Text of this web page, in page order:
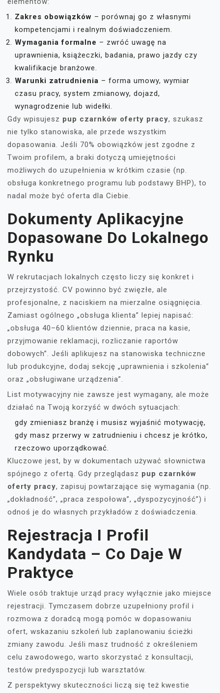
Zakres obowiązków – porównaj go z własnymi
kompetencjami i realnym doświadczeniem.
Wymagania formalne – zwróć uwagę na
uprawnienia, książeczki, badania, prawo jazdy czy
kwalifikacje branżowe.
Warunki zatrudnienia – forma umowy, wymiar
czasu pracy, system zmianowy, dojazd,
wynagrodzenie lub widełki.
Gdy wpisujesz pup czarnków oferty pracy, szukasz
nie tylko stanowiska, ale przede wszystkim
dopasowania. Jeśli 70% obowiązków jest zgodne z
Twoim profilem, a braki dotyczą umiejętności
możliwych do uzupełnienia w krótkim czasie (np.
obsługa konkretnego programu lub podstawy BHP), to
nadal może być oferta dla Ciebie.
Dokumenty Aplikacyjne
Dopasowane Do Lokalnego
Rynku
W rekrutacjach lokalnych często liczy się konkret i
przejrzystość. CV powinno być zwięzłe, ale
profesjonalne, z naciskiem na mierzalne osiągnięcia.
Zamiast ogólnego „obsługa klienta” lepiej napisać:
„obsługa 40–60 klientów dziennie, praca na kasie,
przyjmowanie reklamacji, rozliczanie raportów
dobowych”. Jeśli aplikujesz na stanowiska techniczne
lub produkcyjne, dodaj sekcję „uprawnienia i szkolenia”
oraz „obsługiwane urządzenia”.
List motywacyjny nie zawsze jest wymagany, ale może
działać na Twoją korzyść w dwóch sytuacjach:
gdy zmieniasz branżę i musisz wyjaśnić motywację,
gdy masz przerwy w zatrudnieniu i chcesz je krótko,
rzeczowo uporządkować.
Kluczowe jest, by w dokumentach używać słownictwa
spójnego z ofertą. Gdy przeglądasz pup czarnków
oferty pracy, zapisuj powtarzające się wymagania (np.
„dokładność”, „praca zespołowa”, „dyspozycyjność”) i
odnoś je do własnych przykładów z doświadczenia.
Rejestracja I Profil
Kandydata – Co Daje W
Praktyce
Wiele osób traktuje urząd pracy wyłącznie jako miejsce
rejestracji. Tymczasem dobrze uzupełniony profil i
rozmowa z doradcą mogą pomóc w dopasowaniu
ofert, wskazaniu szkoleń lub zaplanowaniu ścieżki
zmiany zawodu. Jeśli masz trudność z określeniem
celu zawodowego, warto skorzystać z konsultacji,
testów predyspozycji lub warsztatów.
Z perspektywy skuteczności liczą się też kwestie